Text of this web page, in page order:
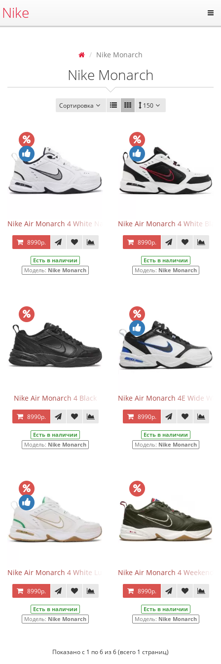
Nike
Nike Monarch
Nike Monarch
Сортировка 150
Nike Air Monarch 4 White Navy
8990р.
Есть в наличии
Модель: Nike Monarch
Nike Air Monarch 4 White
8990р.
Есть в наличии
Модель: Nike Monarch
Nike Air Monarch 4 Black
8990р.
Есть в наличии
Модель: Nike Monarch
Nike Air Monarch 4E Wide
8990р.
Есть в наличии
Модель: Nike Monarch
Nike Air Monarch 4 White Lucky Green Gold
8990р.
Есть в наличии
Модель: Nike Monarch
Nike Air Monarch 4 Weekend
8990р.
Есть в наличии
Модель: Nike Monarch
Показано с 1 по 6 из 6 (всего 1 страниц)